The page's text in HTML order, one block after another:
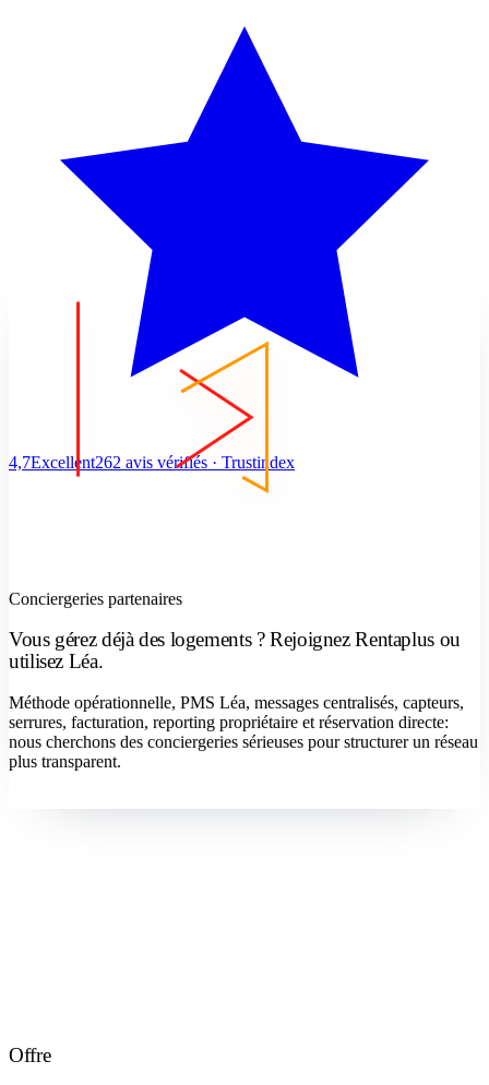
4,7Excellent262 avis vérifiés · Trustindex
Conciergeries partenaires
Vous gérez déjà des logements ? Rejoignez Rentaplus ou
utilisez Léa.
Méthode opérationnelle, PMS Léa, messages centralisés, capteurs,
serrures, facturation, reporting propriétaire et réservation directe:
nous cherchons des conciergeries sérieuses pour structurer un réseau
plus transparent.
Offre